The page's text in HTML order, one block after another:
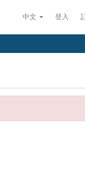
中文 登入